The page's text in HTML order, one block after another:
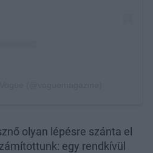
olyan lépésre szánta el
egy rendkívül